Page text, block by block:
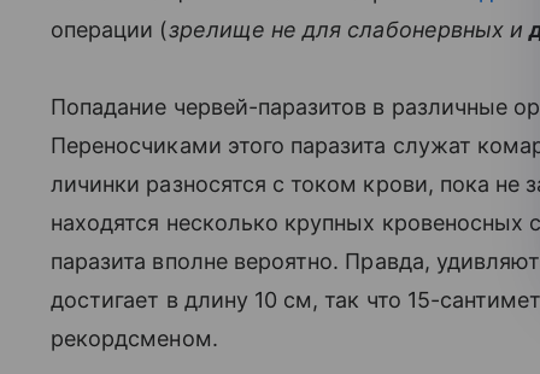
операции (зрелище не для слабонервных и
Попадание червей-паразитов в различные
Переносчиками этого паразита служат
личинки разносятся с током крови, пока не
находятся несколько крупных кровеносных
паразита вполне вероятно. Правда,
достигает в длину 10 см, так что 15-
рекордсменом.